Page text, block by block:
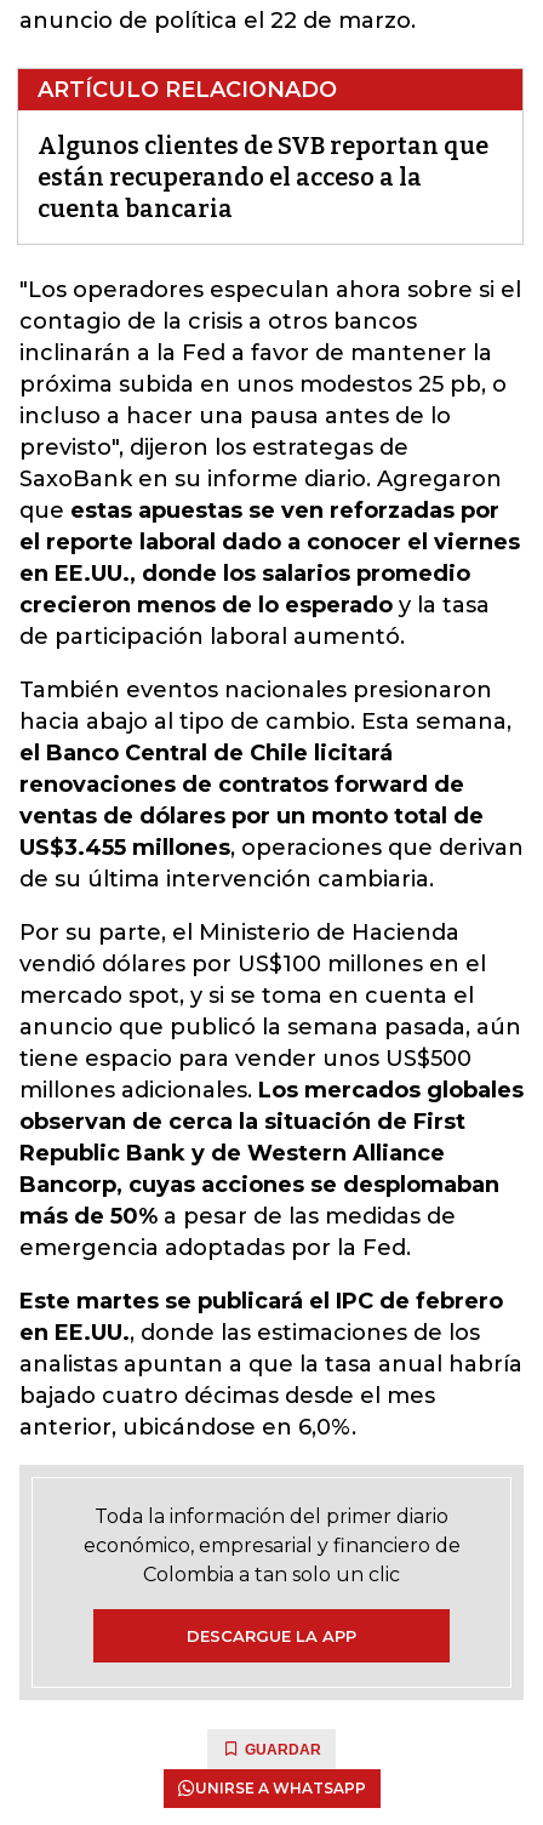
anuncio de política el 22 de marzo.
ARTÍCULO RELACIONADO
Algunos clientes de SVB reportan que
están recuperando el acceso a la
cuenta bancaria
"Los operadores especulan ahora sobre si el
contagio de la crisis a otros bancos
inclinarán a la Fed a favor de mantener la
próxima subida en unos modestos 25 pb, o
incluso a hacer una pausa antes de lo
previsto", dijeron los estrategas de
SaxoBank en su informe diario. Agregaron
que estas apuestas se ven reforzadas por
el reporte laboral dado a conocer el viernes
en EE.UU., donde los salarios promedio
crecieron menos de lo esperado y la tasa
de participación laboral aumentó.
También eventos nacionales presionaron
hacia abajo al tipo de cambio. Esta semana,
el Banco Central de Chile licitará
renovaciones de contratos forward de
ventas de dólares por un monto total de
US$3.455 millones, operaciones que derivan
de su última intervención cambiaria.
Por su parte, el Ministerio de Hacienda
vendió dólares por US$100 millones en el
mercado spot, y si se toma en cuenta el
anuncio que publicó la semana pasada, aún
tiene espacio para vender unos US$500
millones adicionales. Los mercados globales
observan de cerca la situación de First
Republic Bank y de Western Alliance
Bancorp, cuyas acciones se desplomaban
más de 50% a pesar de las medidas de
emergencia adoptadas por la Fed.
Este martes se publicará el IPC de febrero
en EE.UU., donde las estimaciones de los
analistas apuntan a que la tasa anual habría
bajado cuatro décimas desde el mes
anterior, ubicándose en 6,0%.
Toda la información del primer diario
económico, empresarial y financiero de
Colombia a tan solo un clic
DESCARGUE LA APP
GUARDAR
UNIRSE A WHATSAPP